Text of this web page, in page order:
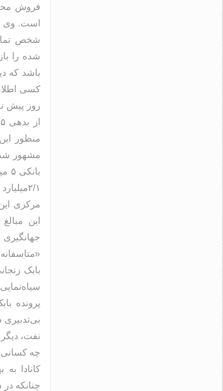
فروش
است. وی
شده را
باشد که
روز پیش
منظور
مشهور
۲/
مرکزی
این
بابک
پرونده
بی‌تدبیری
نفت،
چه کسانی
کانادا
چنانکه